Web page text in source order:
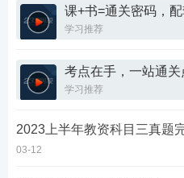
课+书=通关密码，
学习推荐
考点在手，一站通关
学习推荐
2023上半年教资科目三真题
03-12